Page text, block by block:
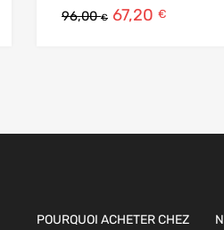
Ajouter au panier
96,00€ 67,20 €
POURQUOI ACHETER CHEZ